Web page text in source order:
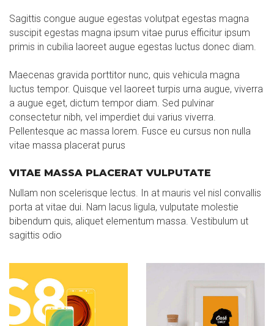
Sagittis congue augue egestas volutpat egestas magna
suscipit egestas magna ipsum vitae purus efficitur ipsum
primis in cubilia laoreet augue egestas luctus donec diam.
Maecenas gravida porttitor nunc, quis vehicula magna
luctus tempor. Quisque vel laoreet turpis urna augue, viverra
a augue eget, dictum tempor diam. Sed pulvinar
consectetur nibh, vel imperdiet dui varius viverra.
Pellentesque ac massa lorem. Fusce eu cursus non nulla
vitae massa placerat purus
VITAE MASSA PLACERAT VULPUTATE
Nullam non scelerisque lectus. In at mauris vel nisl convallis
porta at vitae dui. Nam lacus ligula, vulputate molestie
bibendum quis, aliquet elementum massa. Vestibulum ut
sagittis odio